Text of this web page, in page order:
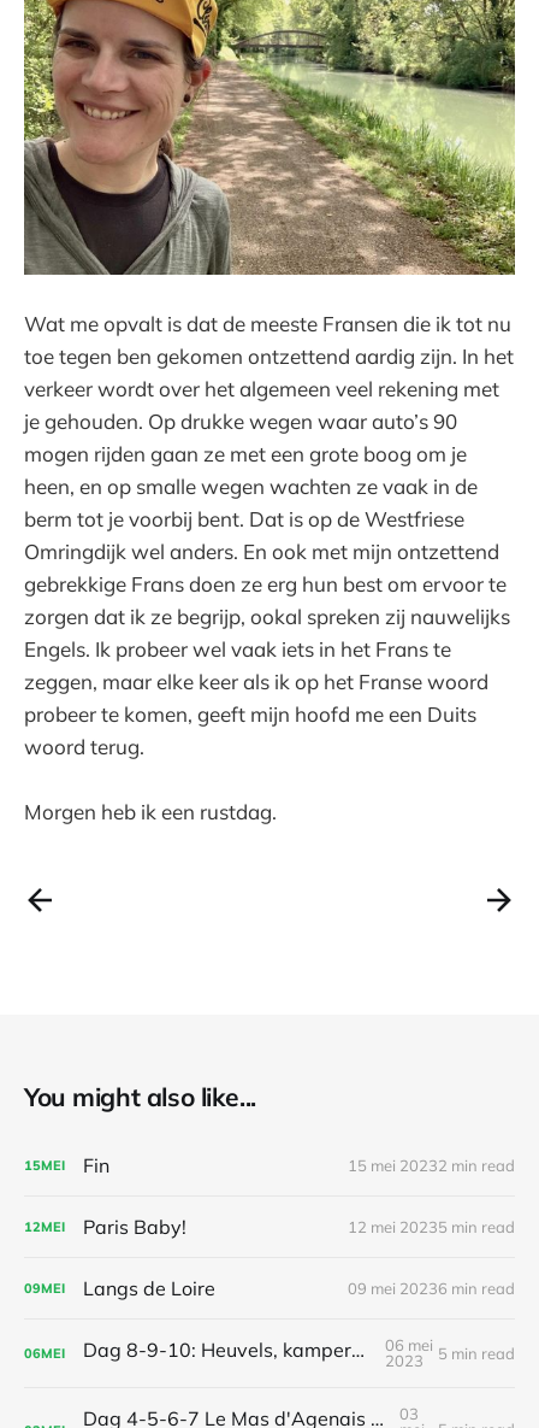
Wat me opvalt is dat de meeste Fransen die ik tot nu
toe tegen ben gekomen ontzettend aardig zijn. In het
verkeer wordt over het algemeen veel rekening met
je gehouden. Op drukke wegen waar auto’s 90
mogen rijden gaan ze met een grote boog om je
heen, en op smalle wegen wachten ze vaak in de
berm tot je voorbij bent. Dat is op de Westfriese
Omringdijk wel anders. En ook met mijn ontzettend
gebrekkige Frans doen ze erg hun best om ervoor te
zorgen dat ik ze begrijp, ookal spreken zij nauwelijks
Engels. Ik probeer wel vaak iets in het Frans te
zeggen, maar elke keer als ik op het Franse woord
probeer te komen, geeft mijn hoofd me een Duits
woord terug.
Morgen heb ik een rustdag.
You might also like...
15MEI Fin 15 mei 20232 min read
12MEI Paris Baby! 12 mei 20235 min read
09MEI Langs de Loire 09 mei 20236 min read
06MEI Dag 8-9-10: Heuvels, kamperen en regen
06 mei
2023
5 min read
Dag 4-5-6-7 Le Mas d'Agenais - Camping de l'Etang
03